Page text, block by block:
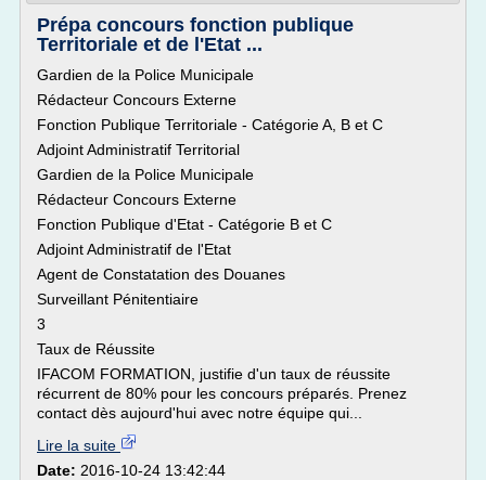
Prépa concours fonction publique
Territoriale et de l'Etat ...
Gardien de la Police Municipale
Rédacteur Concours Externe
Fonction Publique Territoriale - Catégorie A, B et C
Adjoint Administratif Territorial
Gardien de la Police Municipale
Rédacteur Concours Externe
Fonction Publique d'Etat - Catégorie B et C
Adjoint Administratif de l'Etat
Agent de Constatation des Douanes
Surveillant Pénitentiaire
3
Taux de Réussite
IFACOM FORMATION, justifie d'un taux de réussite
récurrent de 80% pour les concours préparés. Prenez
contact dès aujourd'hui avec notre équipe qui...
Lire la suite
Date: 2016-10-24 13:42:44